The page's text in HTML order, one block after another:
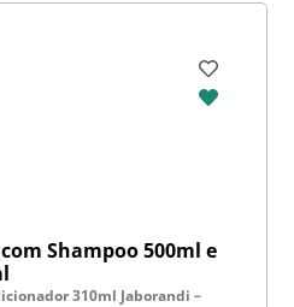
Shampoo 500ml e
310ml Jaborandi –